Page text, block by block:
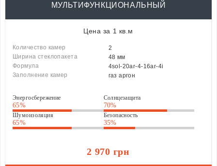
МУЛЬТИФУНКЦИОНАЛЬНЫЙ
Цена за 1 кв.м
Количество камер
2
Ширина стеклопакета
48 мм
Формула
4sol-20ar-4-16ar-4i
Заполнение камер
газ аргон
Энергосбережение
65%
Солнцезащита
70%
Шумоизоляция
65%
Безопасность
35%
2 970 грн